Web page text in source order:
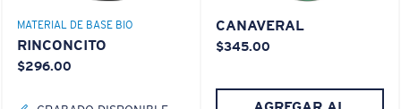
MATERIAL DE BASE BIO
RINCONCITO
$296.00
CANAVERAL
$345.00